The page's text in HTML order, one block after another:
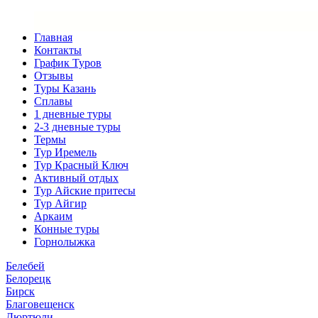
Главная
Контакты
График Туров
Отзывы
Туры Казань
Сплавы
1 дневные туры
2-3 дневные туры
Термы
Тур Иремель
Тур Красный Ключ
Активный отдых
Тур Айские притесы
Тур Айгир
Аркаим
Конные туры
Горнолыжка
Белебей
Белорецк
Бирск
Благовещенск